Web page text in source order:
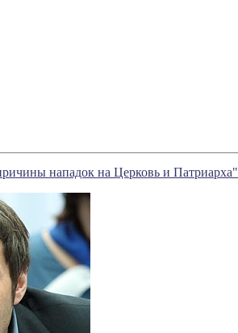
нападок на Церковь и Патриарха"